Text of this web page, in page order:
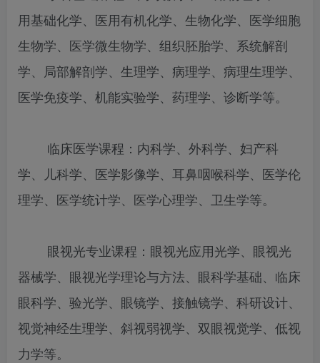
用基础化学、医用有机化学、生物化学、医学细胞
生物学、医学微生物学、组织胚胎学、系统解剖
学、局部解剖学、生理学、病理学、病理生理学、
医学免疫学、机能实验学、药理学、诊断学等。
临床医学课程：内科学、外科学、妇产科
学、儿科学、医学影像学、耳鼻咽喉科学、医学伦
理学、医学统计学、医学心理学、卫生学等。
眼视光专业课程：眼视光应用光学、眼视光
器械学、眼视光学理论与方法、眼科学基础、临床
眼科学、验光学、眼镜学、接触镜学、科研设计、
视觉神经生理学、斜视弱视学、双眼视觉学、低视
力学等。